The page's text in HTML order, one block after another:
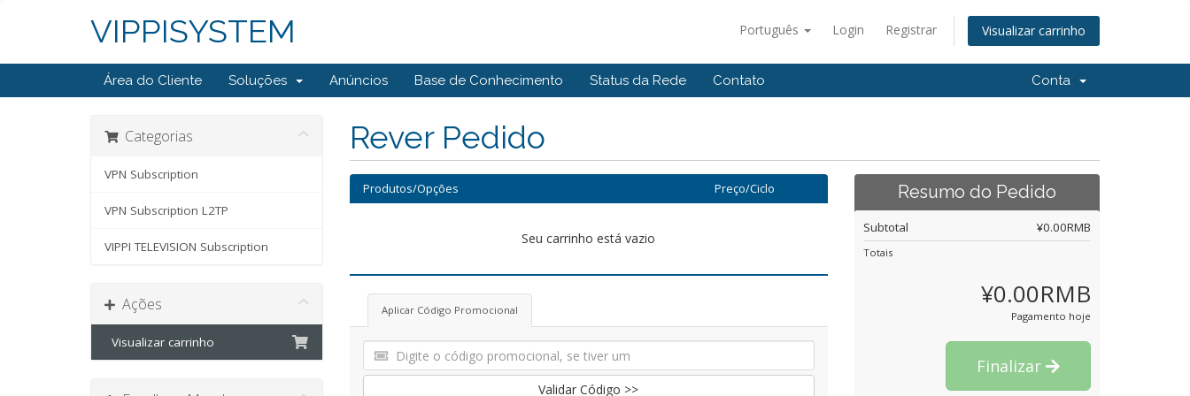
Português Login Registrar Visualizar carrinho
VIPPISYSTEM
Área do Cliente Soluções Anúncios Base de Conhecimento Status da Rede Contato Conta
Categorias
VPN Subscription
VPN Subscription L2TP
VIPPI TELEVISION Subscription
Ações
Visualizar carrinho
Rever Pedido
Produtos/Opções Preço/Ciclo
Seu carrinho está vazio
Aplicar Código Promocional
Validar Código >>
Resumo do Pedido
Subtotal ¥0.00RMB
Totais
¥0.00RMB
Pagamento hoje
Finalizar